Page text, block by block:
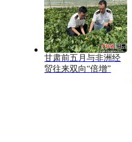
甘肃前五月与非洲经
贸往来双向“倍增”